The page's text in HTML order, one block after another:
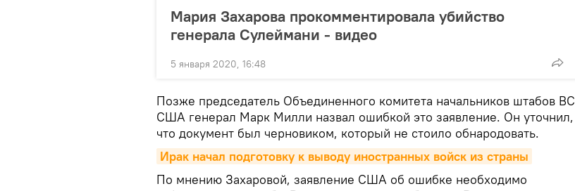
Мария Захарова прокомментировала убийство
генерала Сулеймани - видео
5 января 2020, 16:48
Позже председатель Объединенного комитета начальников штабов ВС
США генерал Марк Милли назвал ошибкой это заявление. Он уточнил,
что документ был черновиком, который не стоило обнародовать.
Ирак начал подготовку к выводу иностранных войск из страны
По мнению Захаровой, заявление США об ошибке необходимо